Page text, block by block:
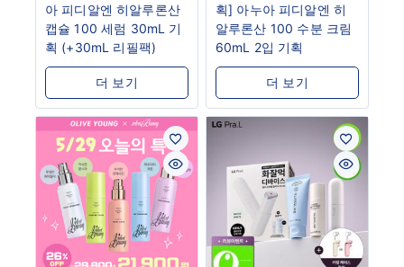
아 피디알엔 히알루론산
캡슐 100 세럼 30mL 기
획 (+30mL 리필팩)
더 보기
획] 아누아 피디알엔 히
알루론산 100 수분 크림
60mL 2입 기획
더 보기